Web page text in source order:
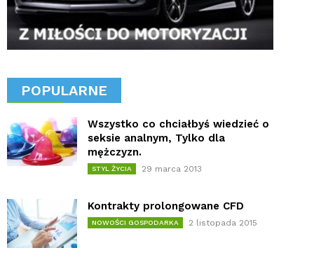
POPULARNE
Wszystko co chciałbyś wiedzieć o
seksie analnym, Tylko dla
mężczyzn.
STYL ŻYCIA 29 marca 2013
Kontrakty prolongowane CFD
NOWOŚCI GOSPODARKA 2 listopada 2015